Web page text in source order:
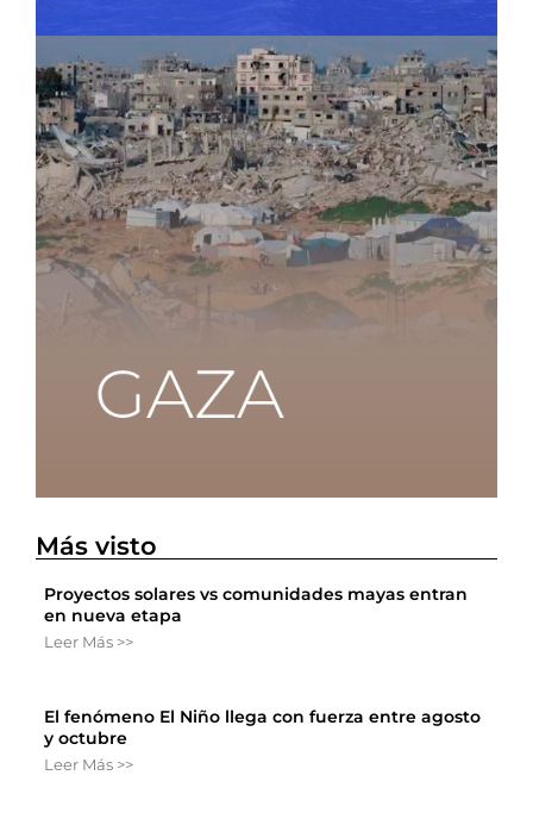
Más visto
Proyectos solares vs comunidades mayas entran
en nueva etapa
Leer Más >>
El fenómeno El Niño llega con fuerza entre agosto
y octubre
Leer Más >>